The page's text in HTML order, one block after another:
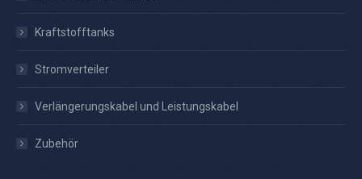
Kraftstofftanks
Stromverteiler
Verlängerungskabel und Leistungskabel
Zubehör